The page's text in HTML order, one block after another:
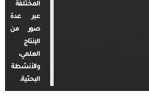
المختلفة
عبر عدة
صور من
الإنتاج
العلمي،
والأنشطة
البحثية.